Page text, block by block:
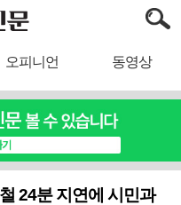
오피니언 동영상
24분 지연에 시민과